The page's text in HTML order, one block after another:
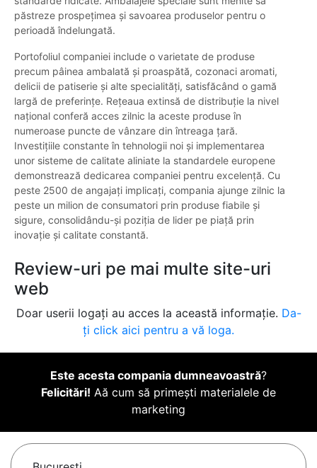
păstreze prospețimea și savoarea produselor pentru o
perioadă îndelungată.
Portofoliul companiei include o varietate de produse
precum pâinea ambalată și proaspătă, cozonaci aromati,
delicii de patiserie și alte specialități, satisfăcând o gamă
largă de preferințe. Rețeaua extinsă de distribuție la nivel
național conferă acces zilnic la aceste produse în
numeroase puncte de vânzare din întreaga țară.
Investițiile constante în tehnologii noi și implementarea
unor sisteme de calitate aliniate la standardele europene
demonstrează dedicarea companiei pentru excelență. Cu
peste 2500 de angajați implicați, compania ajunge zilnic la
peste un milion de consumatori prin produse fiabile și
sigure, consolidându-și poziția de lider pe piață prin
inovație și calitate constantă.
Review-uri pe mai multe site-uri
web
Doar userii logați au acces la această informație. Da-
ți click aici pentru a vă loga.
Este acesta compania dumneavoastră?
Felicitări! Aă cum să primești materialele de
marketing